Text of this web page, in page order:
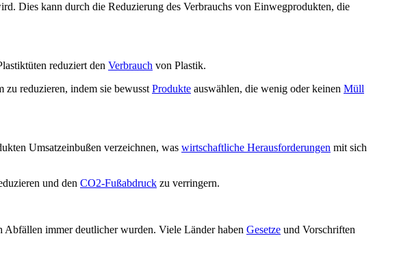
Dies kann durch die Reduzierung des Verbrauchs von Einwegprodukten, die
reduziert den Verbrauch von Plastik.
reduzieren, indem sie bewusst Produkte auswählen, die wenig oder keinen Müll
Umsatzeinbußen verzeichnen, was wirtschaftliche Herausforderungen mit sich
und den CO2-Fußabdruck zu verringern.
immer deutlicher wurden. Viele Länder haben Gesetze und Vorschriften